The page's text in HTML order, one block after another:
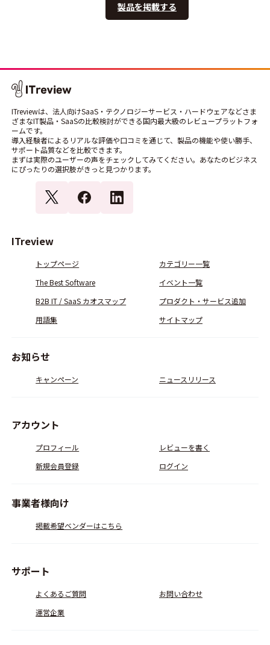
製品を掲載する
ITreviewは、法人向けSaaS・テクノロジーサービス・ハードウェアなどさま
ざまなIT製品・SaaSの比較検討ができる国内最大級のレビュープラットフォ
ームです。
導入経験者によるリアルな評価や口コミを通じて、製品の機能や使い勝手、
サポート品質などを比較できます。
まずは実際のユーザーの声をチェックしてみてください。あなたのビジネス
にぴったりの選択肢がきっと見つかります。
ITreview
トップページ
カテゴリー一覧
The Best Software
イベント一覧
B2B IT / SaaS カオスマップ
プロダクト・サービス追加
用語集
サイトマップ
お知らせ
キャンペーン ニュースリリース
アカウント
プロフィール
レビューを書く
新規会員登録
ログイン
事業者様向け
掲載希望ベンダーはこちら
サポート
よくあるご質問
お問い合わせ
運営企業